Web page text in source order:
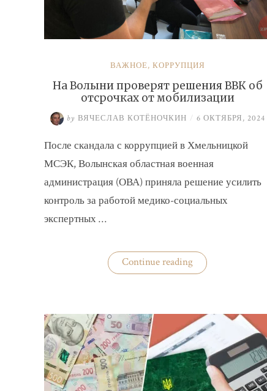
ВАЖНОЕ, КОРРУПЦИЯ
На Волыни проверят решения ВВК об
отсрочках от мобилизации
by ВЯЧЕСЛАВ КОТЁНОЧКИН / 6 ОКТЯБРЯ, 2024
После скандала с коррупцией в Хмельницкой
МСЭК, Волынская областная военная
администрация (ОВА) приняла решение усилить
контроль за работой медико-социальных
экспертных …
Continue reading«На
Волыни
об
отсрочках
от
мобилизации»